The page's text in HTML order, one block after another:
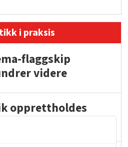
i praksis
flaggskip
videre
opprettholdes